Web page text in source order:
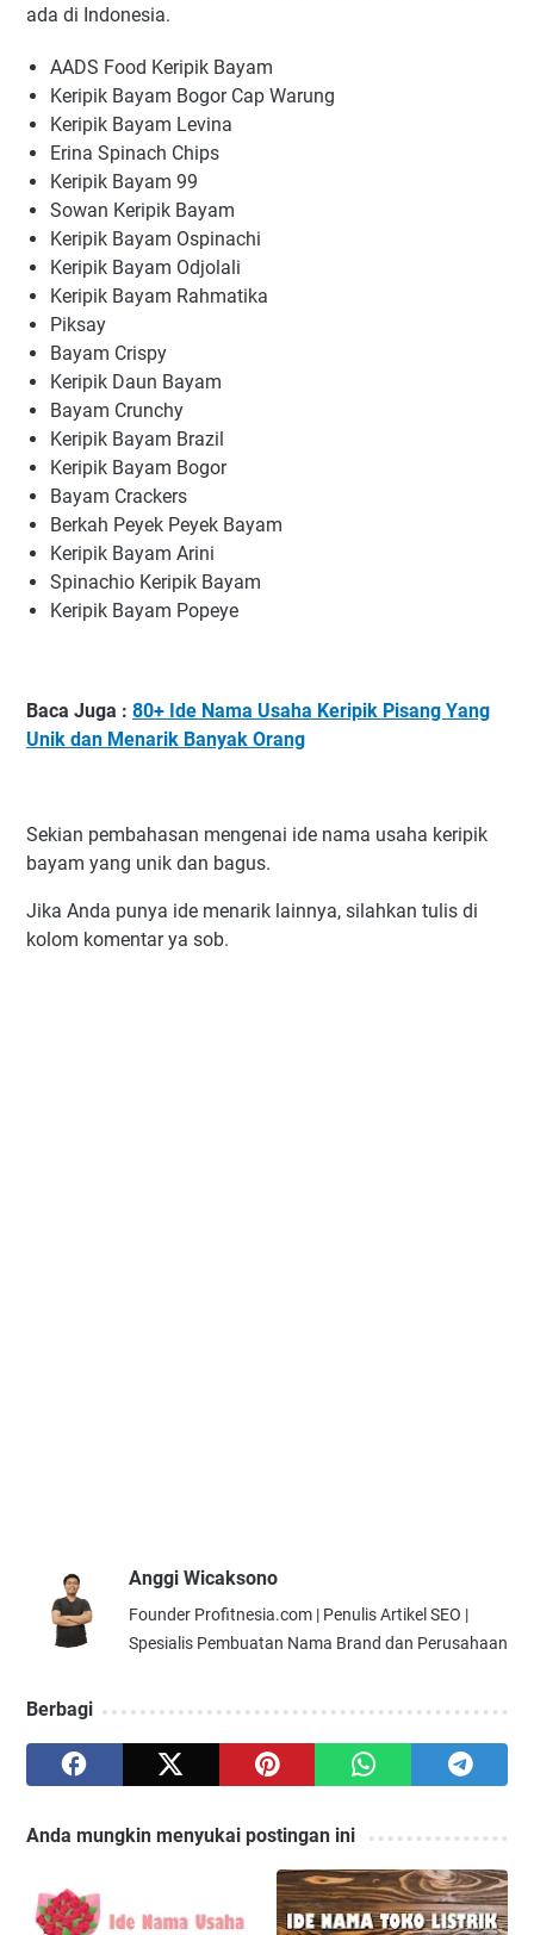
ada di Indonesia.
AADS Food Keripik Bayam
Keripik Bayam Bogor Cap Warung
Keripik Bayam Levina
Erina Spinach Chips
Keripik Bayam 99
Sowan Keripik Bayam
Keripik Bayam Ospinachi
Keripik Bayam Odjolali
Keripik Bayam Rahmatika
Piksay
Bayam Crispy
Keripik Daun Bayam
Bayam Crunchy
Keripik Bayam Brazil
Keripik Bayam Bogor
Bayam Crackers
Berkah Peyek Peyek Bayam
Keripik Bayam Arini
Spinachio Keripik Bayam
Keripik Bayam Popeye
Baca Juga : 80+ Ide Nama Usaha Keripik Pisang Yang
Unik dan Menarik Banyak Orang
Sekian pembahasan mengenai ide nama usaha keripik
bayam yang unik dan bagus.
Jika Anda punya ide menarik lainnya, silahkan tulis di
kolom komentar ya sob.
Anggi Wicaksono
Founder Profitnesia.com | Penulis Artikel SEO |
Spesialis Pembuatan Nama Brand dan Perusahaan
Berbagi
Anda mungkin menyukai postingan ini